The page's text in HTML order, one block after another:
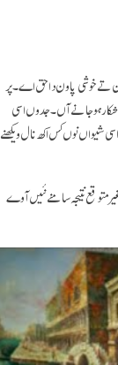
تے خوشی پاون دا حق اے۔ پر
ہو جانے آں۔ جدوں اسی
شیواں نوں کس اکھ نال ویکھنے
متوقع نتیجہ سامنے نئیں آوے